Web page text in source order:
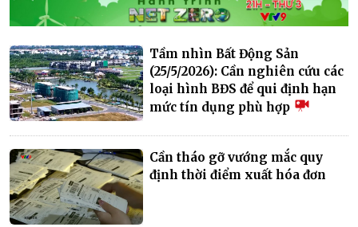
Tầm nhìn Bất Động Sản
(25/5/2026): Cần nghiên cứu các
loại hình BĐS để qui định hạn
mức tín dụng phù hợp
Cần tháo gỡ vướng mắc quy
định thời điểm xuất hóa đơn